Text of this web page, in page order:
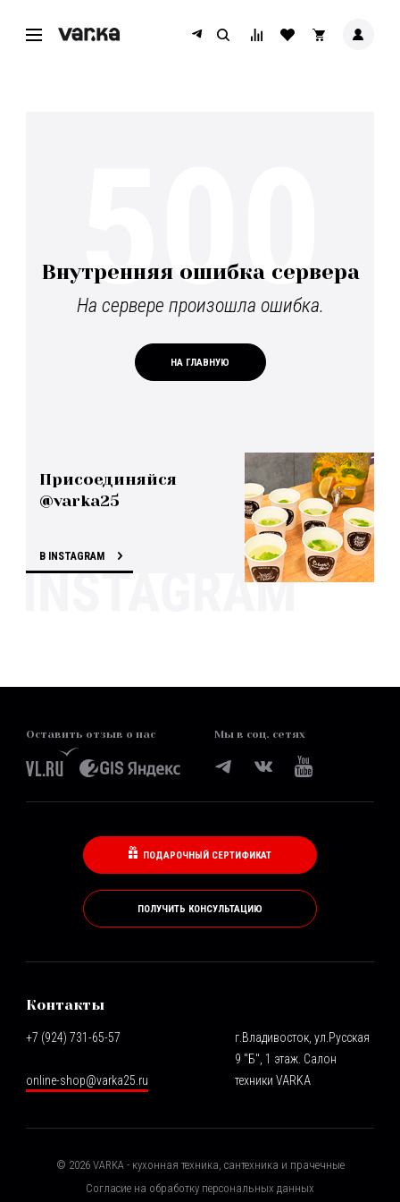
Внутренняя ошибка сервера
На сервере произошла ошибка.
НА ГЛАВНУЮ
500
Присоединяйся
@varka25
В INSTAGRAM
Оставить отзыв о нас Мы в соц. сетях
ПОДАРОЧНЫЙ СЕРТИФИКАТ
ПОЛУЧИТЬ КОНСУЛЬТАЦИЮ
Контакты
+7 (924) 731-65-57
online-shop@varka25.ru
г.Владивосток, ул.Русская
9 "Б", 1 этаж. Салон
техники VARKA
© 2026VARKA - кухонная техника, сантехника и прачечные
Согласие на обработку персональных данных